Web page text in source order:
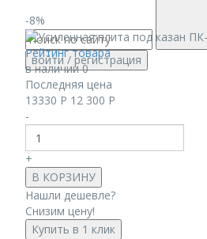
войти/ регистрация
-8%
Рейтинг товара
в наличии 0
Последняя цена
13330 Р 12 300 Р
-
+
В КОРЗИНУ
Нашли дешевле?
Снизим цену!
Купить в 1 клик